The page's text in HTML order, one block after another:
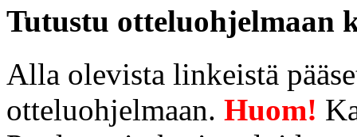
Tutustu otteluohjelmaan
Alla olevista linkeistä
otteluohjelmaan. Huom!